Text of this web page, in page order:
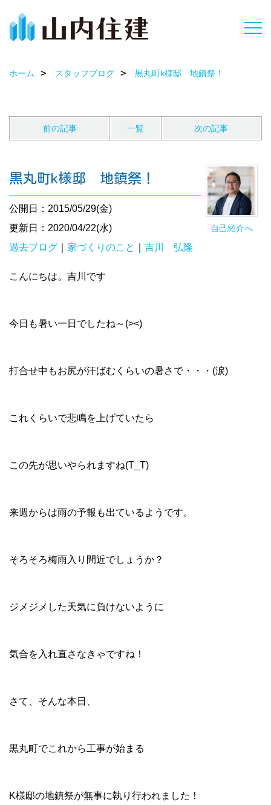
ホーム スタッフブログ 黒丸町k様邸 地鎮祭！
前の記事 一覧 次の記事
自己紹介へ
黒丸町k様邸 地鎮祭！
公開日：2015/05/29(金)
更新日：2020/04/22(水)
過去ブログ
家づくりのこと 吉川 弘隆
こんにちは。吉川です
今日も暑い一日でしたね～(><)
打合せ中もお尻が汗ばむくらいの暑さで・・・(涙)
これくらいで悲鳴を上げていたら
この先が思いやられますね(T_T)
来週からは雨の予報も出ているようです。
そろそろ梅雨入り間近でしょうか？
ジメジメした天気に負けないように
気合を入れ直さなきゃですね！
さて、そんな本日、
黒丸町でこれから工事が始まる
K様邸の地鎮祭が無事に執り行われました！